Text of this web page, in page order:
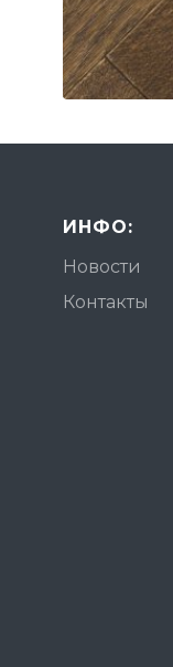
ИНФО:
Новости
Контакты